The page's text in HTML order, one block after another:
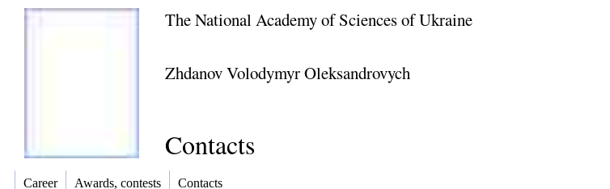
The National Academy of Sciences of Ukraine
Zhdanov Volodymyr Oleksandrovych
Contacts
Career Awards, contests Contacts